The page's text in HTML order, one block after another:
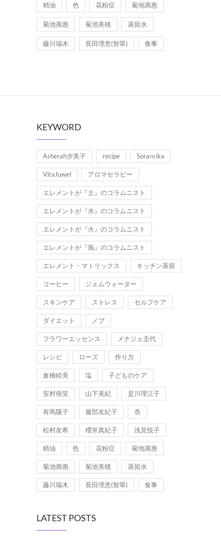
精油 色 花粉症 菊地壽惠
菊池壽惠 菊池美穂 蒸留水
藤川瑞木 長田理恵(智翠) 食事
KEYWORD
Asherah夕美子 recipe Soraｍika
VitaJuwel アロマセラピー
エレメントが『土』のコラムニスト
エレメントが『水』のコラムニスト
エレメントが『火』のコラムニスト
エレメントが『風』のコラムニスト
エレメント・マトリックス キッチン蒸留
コーヒー ジェムウォーター
スキンケア ストレス セルフケア
ダイエット ノブ
フラワーエッセンス メナジェ圭代
レシピ ローズ 作り方
倉橋睦美 塩 子どものケア
安村侑笑 山下美紀 是川理江子
有馬陽子 服部友紀子 杏
松村友希 櫻井真紀子 浅見悦子
精油 色 花粉症 菊地壽惠
菊池壽惠 菊池美穂 蒸留水
藤川瑞木 長田理恵(智翠) 食事
LATEST POSTS